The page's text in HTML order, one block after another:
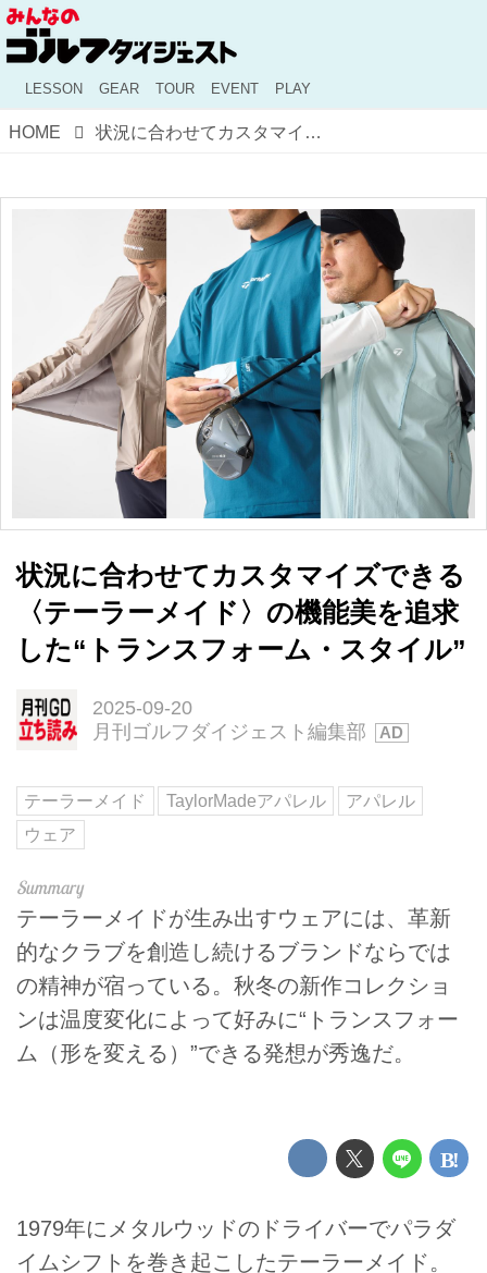
LESSON GEAR TOUR EVENT PLAY
HOME 状況に合わせてカスタマイズできる〈テーラーメイド〉の機能美を追求した“トランスフォーム・スタイル”
状況に合わせてカスタマイズできる
〈テーラーメイド〉の機能美を追求
した“トランスフォーム・スタイル”
2025-09-20
月刊ゴルフダイジェスト編集部
テーラーメイド TaylorMadeアパレル
アパレル
ウェア
テーラーメイドが生み出すウェアには、革新
的なクラブを創造し続けるブランドならでは
の精神が宿っている。秋冬の新作コレクショ
ンは温度変化によって好みに“トランスフォー
ム（形を変える）”できる発想が秀逸だ。
1979年にメタルウッドのドライバーでパラダ
イムシフトを巻き起こしたテーラーメイド。